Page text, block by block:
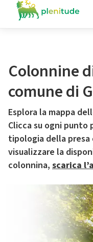
Colonnine
comune di
Esplora la mappa
Clicca su ogni punto
tipologia della presa
visualizzare la
colonnina, scarica